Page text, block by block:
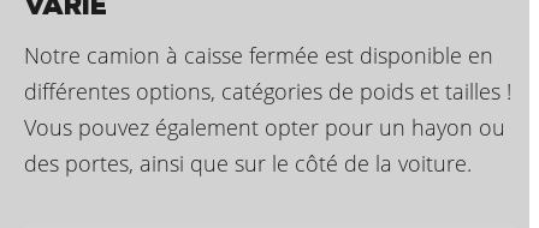
VARIÉ
Notre camion à caisse fermée est disponible en
différentes options, catégories de poids et tailles !
Vous pouvez également opter pour un hayon ou
des portes, ainsi que sur le côté de la voiture.